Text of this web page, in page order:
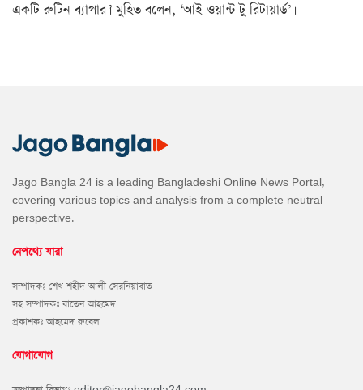
একটি রুটিন ব্যাপার।’ মুহিত বলেন, ‘আই ওয়ান্ট টু রিটায়ার্ড’।
Jago Bangla 24 is a leading Bangladeshi Online News Portal,
covering various topics and analysis from a complete neutral
perspective.
নেপথ্যে যারা
সম্পাদকঃ শেখ শহীদ আলী সেরনিয়াবাত
সহ সম্পাদকঃ বাতেন আহমেদ
প্রকাশকঃ আহমেদ রুবেল
যোগাযোগ